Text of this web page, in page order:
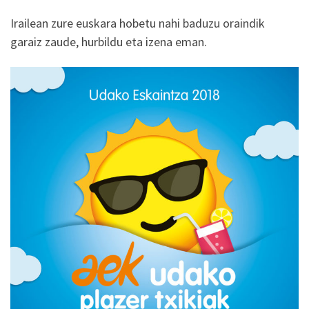
Irailean zure euskara hobetu nahi baduzu oraindik
garaiz zaude, hurbildu eta izena eman.